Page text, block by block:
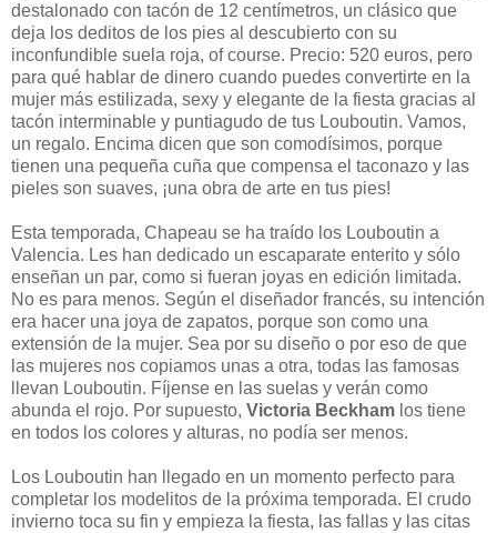
destalonado con tacón de 12 centímetros, un clásico que
deja los deditos de los pies al descubierto con su
inconfundible suela roja, of course. Precio: 520 euros, pero
para qué hablar de dinero cuando puedes convertirte en la
mujer más estilizada, sexy y elegante de la fiesta gracias al
tacón interminable y puntiagudo de tus Louboutin. Vamos,
un regalo. Encima dicen que son comodísimos, porque
tienen una pequeña cuña que compensa el taconazo y las
pieles son suaves, ¡una obra de arte en tus pies!
Esta temporada, Chapeau se ha traído los Louboutin a
Valencia. Les han dedicado un escaparate enterito y sólo
enseñan un par, como si fueran joyas en edición limitada.
No es para menos. Según el diseñador francés, su intención
era hacer una joya de zapatos, porque son como una
extensión de la mujer. Sea por su diseño o por eso de que
las mujeres nos copiamos unas a otra, todas las famosas
llevan Louboutin. Fíjense en las suelas y verán como
abunda el rojo. Por supuesto, Victoria Beckham los tiene
en todos los colores y alturas, no podía ser menos.
Los Louboutin han llegado en un momento perfecto para
completar los modelitos de la próxima temporada. El crudo
invierno toca su fin y empieza la fiesta, las fallas y las citas